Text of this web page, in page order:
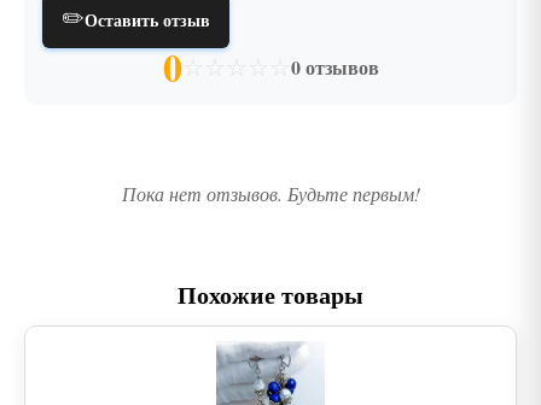
✏️Оставить отзыв
0☆ ☆ ☆ ☆ ☆ 0 отзывов
Пока нет отзывов. Будьте первым!
Похожие товары